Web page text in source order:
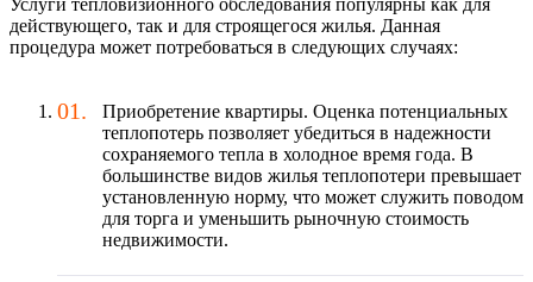
Услуги тепловизионного обследования популярны как для
действующего, так и для строящегося жилья. Данная
процедура может потребоваться в следующих случаях:
Приобретение квартиры. Оценка потенциальных
теплопотерь позволяет убедиться в надежности
сохраняемого тепла в холодное время года. В
большинстве видов жилья теплопотери превышает
установленную норму, что может служить поводом
для торга и уменьшить рыночную стоимость
недвижимости.